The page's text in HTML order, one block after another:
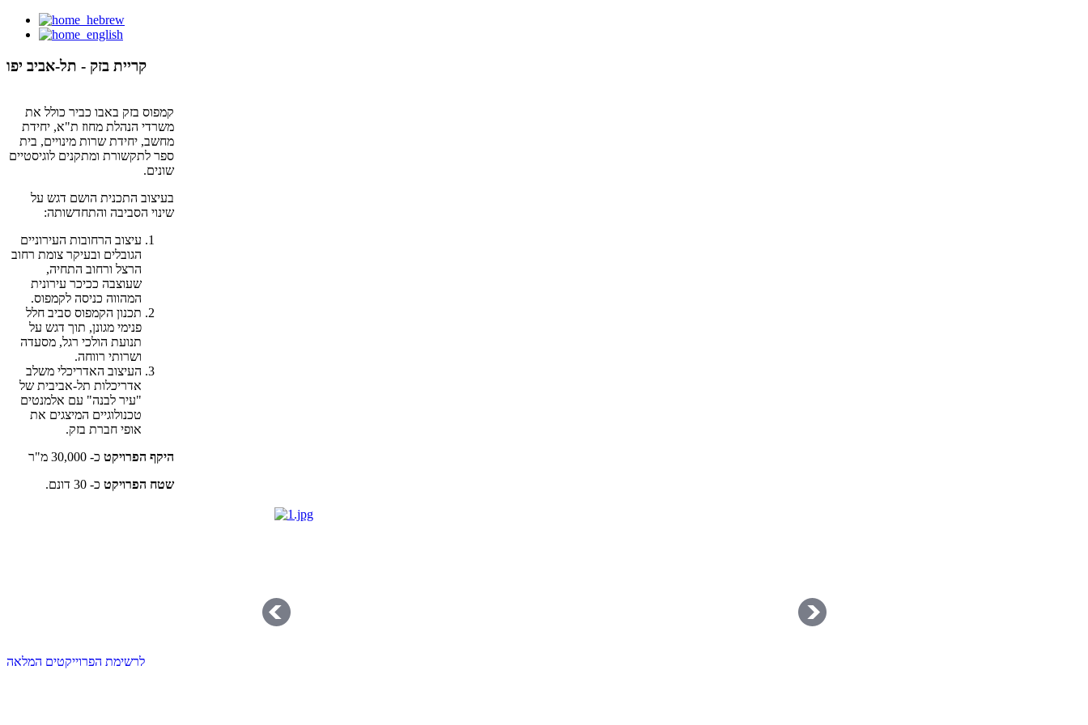
קריית בזק - תל-אביב יפו
קמפוס בזק באבו כביר כולל את
משרדי הנהלת מחוז ת"א, יחידת
מחשב, יחידת שרות מינויים, בית
ספר לתקשורת ומתקנים לוגיסטיים
שונים.
בעיצוב התכנית הושם דגש על
שינוי הסביבה והתחדשותה:
עיצוב הרחובות העירוניים
הגובלים ובעיקר צומת רחוב
הרצל ורחוב התחיה,
שעוצבה ככיכר עירונית
המהווה כניסה לקמפוס.
תכנון הקמפוס סביב חלל
פנימי מגונן, תוך דגש על
תנועת הולכי רגל, מסעדה
ושרותי רווחה.
העיצוב האדריכלי משלב
אדריכלות תל-אביבית של
"עיר לבנה" עם אלמנטים
טכנולוגיים המיצגים את
אופי חברת בזק.
היקף הפרויקט כ- 30,000 מ"ר
שטח הפרויקט כ- 30 דונם.
לרשימת הפרוייקטים המלאה